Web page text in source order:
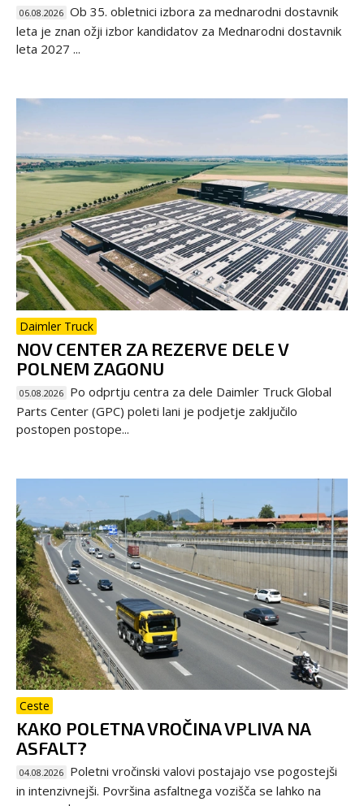
06.08.2026 Ob 35. obletnici izbora za mednarodni dostavnik
leta je znan ožji izbor kandidatov za Mednarodni dostavnik
leta 2027 ...
Daimler Truck
NOV CENTER ZA REZERVE DELE V
POLNEM ZAGONU
05.08.2026 Po odprtju centra za dele Daimler Truck Global
Parts Center (GPC) poleti lani je podjetje zaključilo
postopen postope...
Ceste
KAKO POLETNA VROČINA VPLIVA NA
ASFALT?
04.08.2026 Poletni vročinski valovi postajajo vse pogostejši
in intenzivnejši. Površina asfaltnega vozišča se lahko na